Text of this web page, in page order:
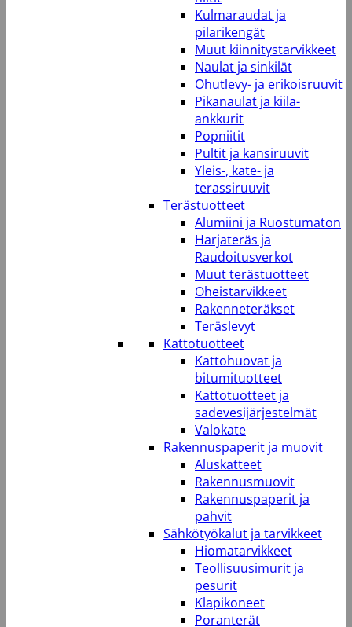
Kulmaraudat ja
pilarikengät
Muut kiinnitystarvikkeet
Naulat ja sinkilät
Ohutlevy- ja erikoisruuvit
Pikanaulat ja kiila-
ankkurit
Popniitit
Pultit ja kansiruuvit
Yleis-, kate- ja
terassiruuvit
Terästuotteet
Alumiini ja Ruostumaton
Harjateräs ja
Raudoitusverkot
Muut terästuotteet
Oheistarvikkeet
Rakenneteräkset
Teräslevyt
Kattotuotteet
Kattohuovat ja
bitumituotteet
Kattotuotteet ja
sadevesijärjestelmät
Valokate
Rakennuspaperit ja muovit
Aluskatteet
Rakennusmuovit
Rakennuspaperit ja
pahvit
Sähkötyökalut ja tarvikkeet
Hiomatarvikkeet
Teollisuusimurit ja
pesurit
Klapikoneet
Poranterät